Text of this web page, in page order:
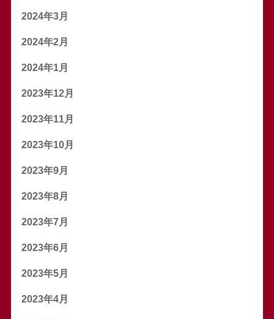
2024年3月
2024年2月
2024年1月
2023年12月
2023年11月
2023年10月
2023年9月
2023年8月
2023年7月
2023年6月
2023年5月
2023年4月